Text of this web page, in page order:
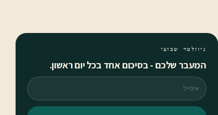
ניוזלטר שבועי
המעבר שלכם - בסיכום אחד בכל יום ראשון.
אימייל